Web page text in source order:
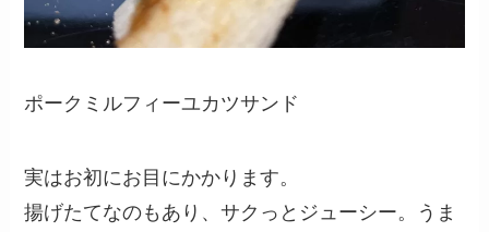
ポークミルフィーユカツサンド
実はお初にお目にかかります。
揚げたてなのもあり、サクっとジューシー。うま